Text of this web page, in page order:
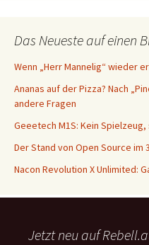
Das Neueste auf einen
Wenn „Herr Mannelig“ wieder
Ananas auf der Pizza? Nach
andere Fragen
Geeetech M1S: Kein
Der Stand von Open Source im
Nacon Revolution X Unlimited:
Jetzt neu auf